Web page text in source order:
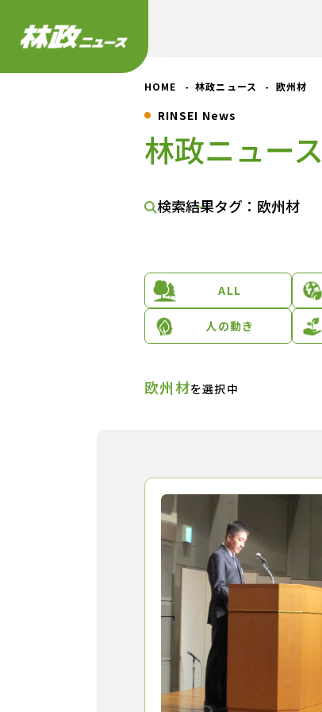
HOME 林政ニュース 欧州材
RINSEI News
林政ニュース
検索結果タグ：欧州材
ALL
人の動き
欧州材を選択中